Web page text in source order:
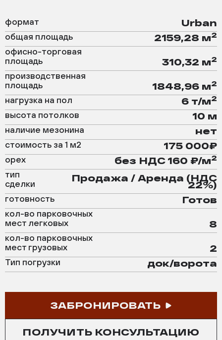
формат Urban
стоимость за 1 м2 175 000₽
общая площадь 2159,28 м2
орех без НДС 160 ₽/м2
офисно-торговая
площадь
310,32 м2
тип
сделки
Продажа / Аренда (НДС
22%)
производственная
площадь
1848,96 м2
готовность Готов
нагрузка на пол 6 т/м2
кол-во парковочных
мест легковых
8
высота потолков 10 м
кол-во парковочных
мест грузовых
2
наличие мезонина нет
Тип погрузки док/ворота
ЗАБРОНИРОВАТЬ
ПОЛУЧИТЬ КОНСУЛЬТАЦИЮ